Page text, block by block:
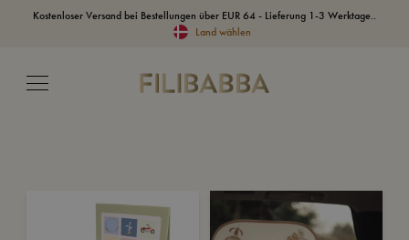
Kostenloser Versand bei Bestellungen über EUR 64 - Lieferung 1-3 Werktage..
Land wählen